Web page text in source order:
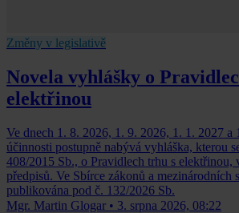
Změny v legislativě
Novela vyhlášky o
elektřinou
Ve dnech 1. 8. 2026, 1. 9. 2026, 1. 1. 2027 a
účinnosti postupně nabývá vyhláška, kterou
408/2015 Sb., o Pravidlech trhu s elektřinou,
předpisů. Ve Sbírce zákonů a mezinárodních
publikována pod č. 132/2026 Sb.
Mgr. Martin Glogar • 3. srpna 2026, 08:22